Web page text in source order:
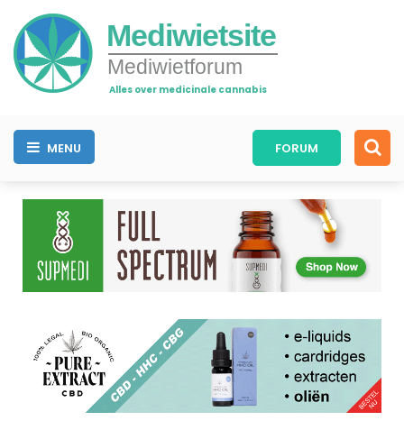
Mediwietsite
Mediwietforum
Alles over medicinale cannabis
MENU FORUM